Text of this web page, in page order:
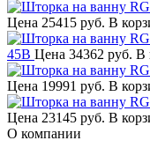
Цена 25415 руб. В
45B Цена 34362 руб. В
Цена 19991 руб. В
Цена 23145 руб. В
О компании